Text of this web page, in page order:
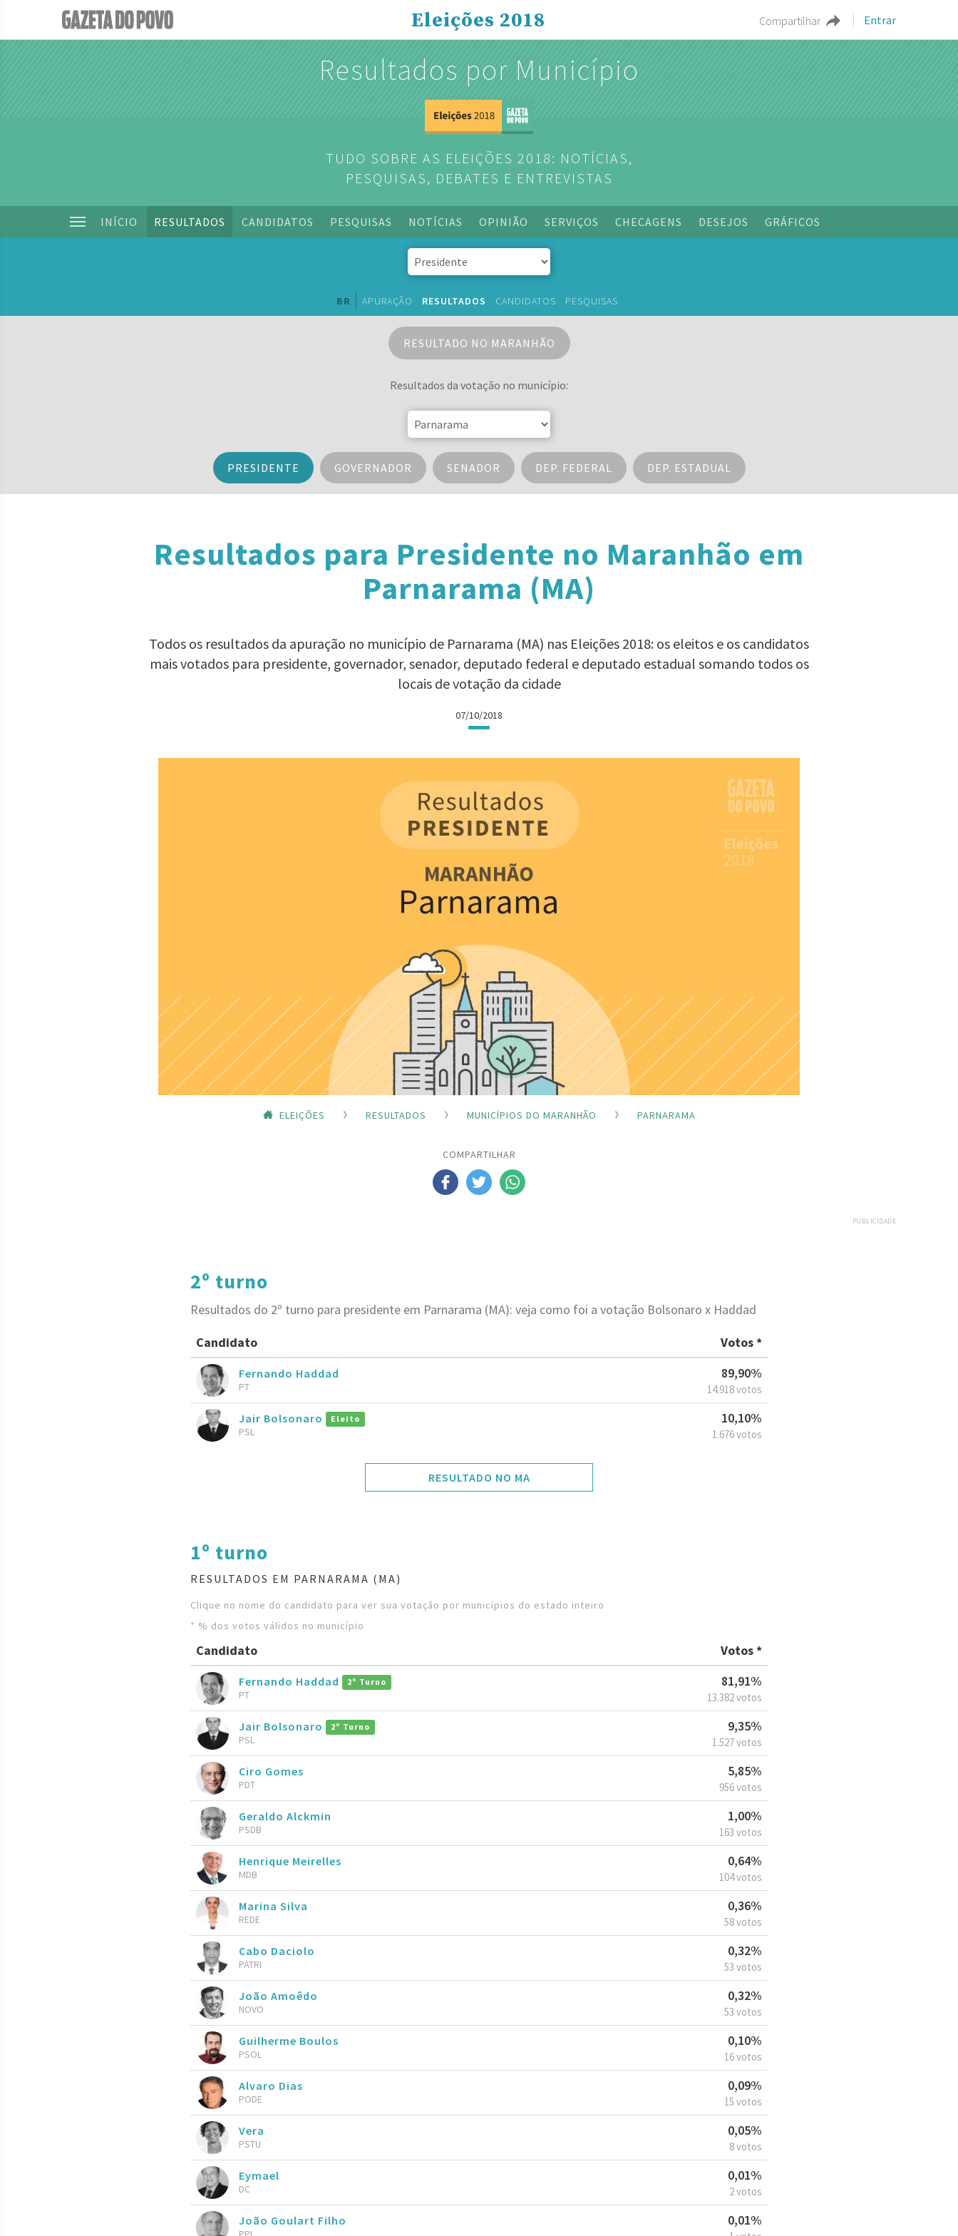
Compartilhar Entrar
Eleições 2018
Resultados por Município
TUDO SOBRE AS ELEIÇÕES 2018: NOTÍCIAS,
PESQUISAS, DEBATES E ENTREVISTAS
INÍCIO RESULTADOS CANDIDATOS PESQUISAS NOTÍCIAS OPINIÃO SERVIÇOS CHECAGENS DESEJOS GRÁFICOS
BR APURAÇÃO RESULTADOS CANDIDATOS PESQUISAS
RESULTADO NO MARANHÃO
Resultados da votação no município:
PRESIDENTE GOVERNADOR SENADOR DEP. FEDERAL DEP. ESTADUAL
Resultados para Presidente no Maranhão em
Parnarama (MA)
Todos os resultados da apuração no município de Parnarama (MA) nas Eleições 2018: os eleitos e os candidatos
mais votados para presidente, governador, senador, deputado federal e deputado estadual somando todos os
locais de votação da cidade
07/10/2018
ELEIÇÕES RESULTADOS MUNICÍPIOS DO MARANHÃO PARNARAMA
COMPARTILHAR
PUBLICIDADE
2º turno
Resultados do 2º turno para presidente em Parnarama (MA): veja como foi a votação Bolsonaro x Haddad
Candidato
Votos *
Fernando Haddad
PT
89,90%
14.918 votos
Jair Bolsonaro Eleito
PSL
10,10%
1.676 votos
RESULTADO NO MA
1º turno
RESULTADOS EM PARNARAMA (MA)
Clique no nome do candidato para ver sua votação por municípios do estado inteiro
* % dos votos válidos no município
Candidato Votos *
Fernando Haddad 2º Turno
PT
81,91%
13.382 votos
Jair Bolsonaro 2º Turno
PSL
9,35%
1.527 votos
Ciro Gomes
PDT
5,85%
956 votos
Geraldo Alckmin
PSDB
1,00%
163 votos
Henrique Meirelles
MDB
0,64%
104 votos
Marina Silva
REDE
0,36%
58 votos
Cabo Daciolo
PATRI
0,32%
53 votos
João Amoêdo
NOVO
0,32%
53 votos
Guilherme Boulos
PSOL
0,10%
16 votos
Alvaro Dias
PODE
0,09%
15 votos
Vera
PSTU
0,05%
8 votos
Eymael
DC
0,01%
2 votos
João Goulart Filho 0,01%